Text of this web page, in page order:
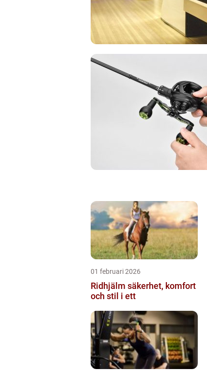
01 februari 2026
Ridhjälm säkerhet, komfort
och stil i ett